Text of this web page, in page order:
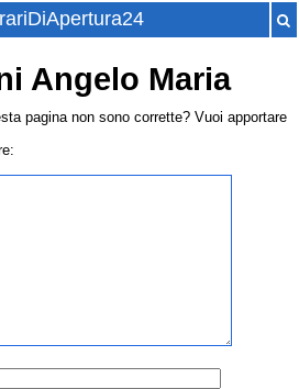
Angelo Maria
pagina non sono corrette? Vuoi apportare